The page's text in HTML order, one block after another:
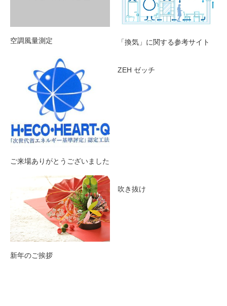
空調風量測定 「換気」に関する参考サイト
ご来場ありがとうございました
ZEH ゼッチ
新年のご挨拶
吹き抜け